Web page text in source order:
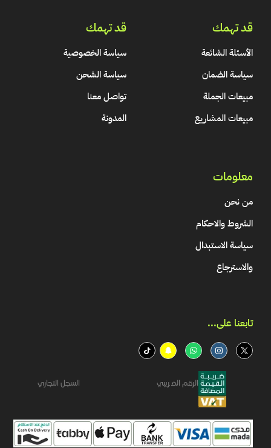
قد تهمك
الأسئلة الشائعة
سياسة الضمان
مبيعات الجملة
مبيعات المشاريع
قد تهمك
سياسة الخصوصية
سياسة الشحن
تواصل معنا
المدونة
معلومات
من نحن
الشروط والاحكام
سياسة الاستبدال
والاسترجاع
تابعنا على...​
الرقم الضريبي السجل التجاري